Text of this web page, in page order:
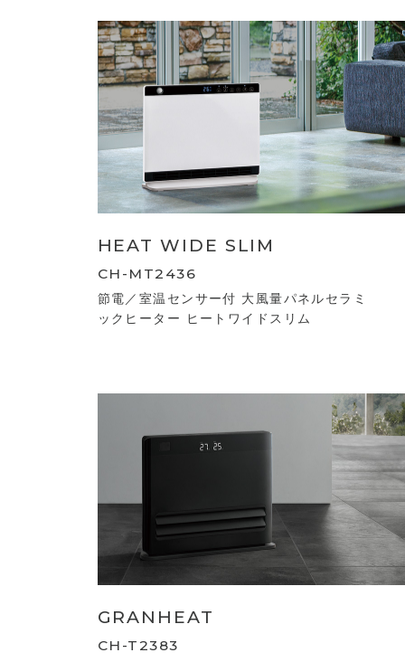
HEAT WIDE SLIM
CH-MT2436
節電／室温センサー付 大風量パネルセラミ
ックヒーター ヒートワイドスリム
GRANHEAT
CH-T2383